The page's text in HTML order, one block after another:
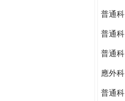
普通科
普通科
普通科
應外科
普通科